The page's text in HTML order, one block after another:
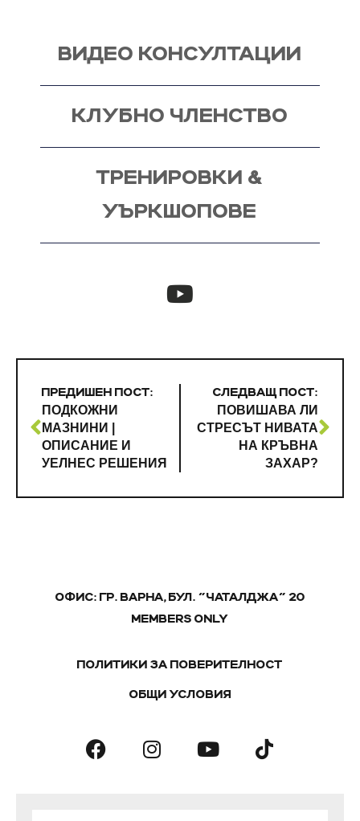
ВИДЕО КОНСУЛТАЦИИ
КЛУБНО ЧЛЕНСТВО
ТРЕНИРОВКИ &
УЪРКШОПОВЕ
ПРЕДИШЕН ПОСТ:
ПОДКОЖНИ
МАЗНИНИ |
ОПИСАНИЕ И
УЕЛНЕС РЕШЕНИЯ
СЛЕДВАЩ ПОСТ:
ПОВИШАВА ЛИ
СТРЕСЪТ НИВАТА
НА КРЪВНА
ЗАХАР?
ОФИС: ГР. ВАРНА, БУЛ. "ЧАТАЛДЖА" 20
MEMBERS ONLY
ПОЛИТИКИ ЗА ПОВЕРИТЕЛНОСТ
ОБЩИ УСЛОВИЯ